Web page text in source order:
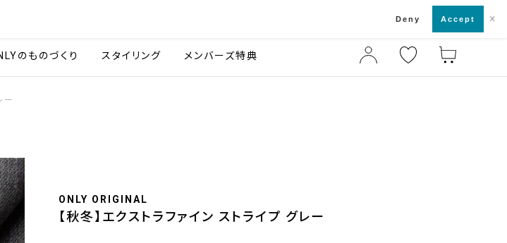
のものづくり スタイリング メンバーズ特典
ー
ONLY ORIGINAL
【秋冬】エクストラファイン ストライプ グレー
Deny Accept ×